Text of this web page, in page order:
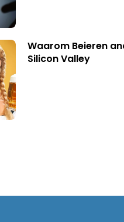
Waarom Beieren
Silicon Valley